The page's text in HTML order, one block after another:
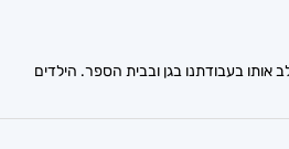
בעבודתנו בגן ובבית הספר. הילדים